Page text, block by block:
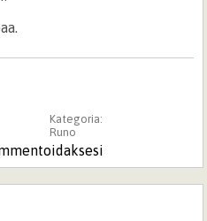
Kategoria:
Runo